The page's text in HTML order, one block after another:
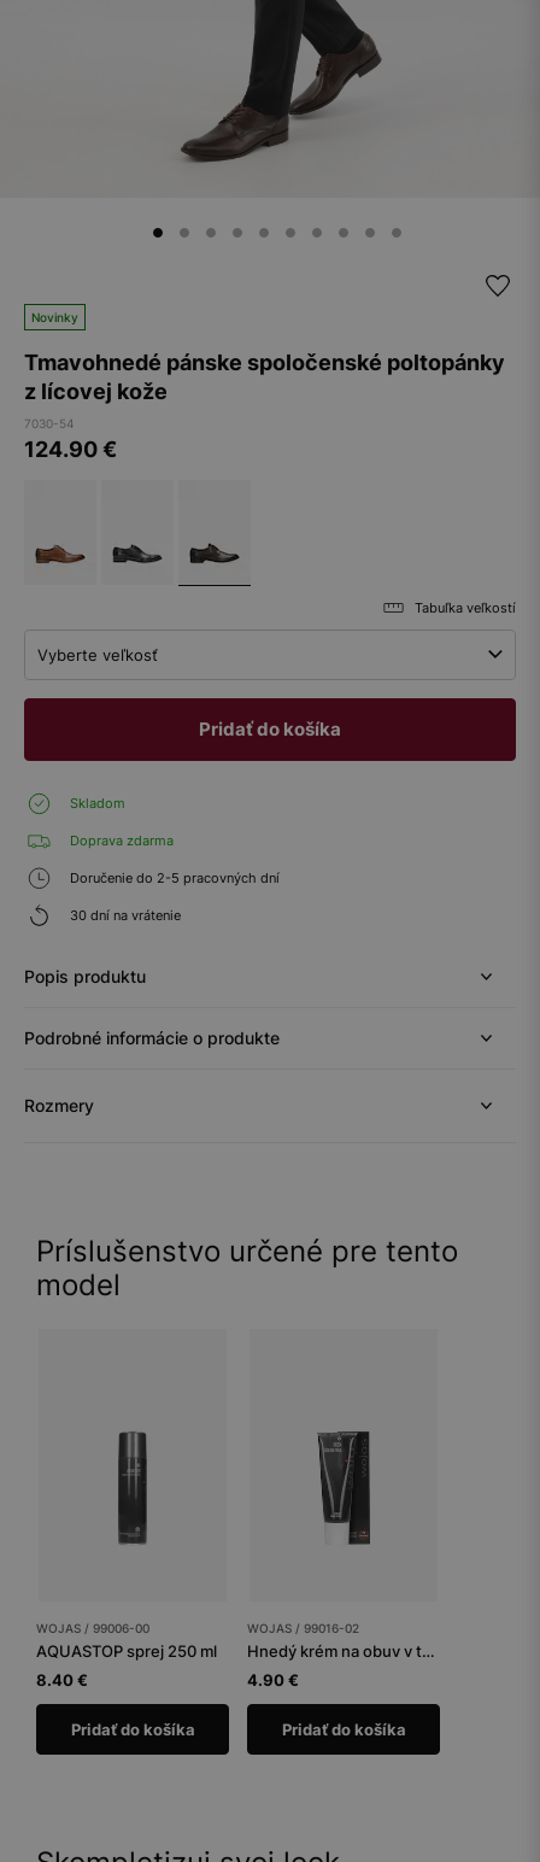
Novinky
Tmavohnedé pánske spoločenské poltopánky
z lícovej kože
7030-54
124.90€
Tabuľka veľkostí
Vyberte veľkosť
Pridať do košíka
Skladom
Doprava zdarma
Doručenie do 2-5 pracovných dní
30 dní na vrátenie
Popis produktu
Podrobné informácie o produkte
Rozmery
Príslušenstvo určené pre tento
model
WOJAS / 99006-00
AQUASTOP sprej 250 ml
8.40 €
Pridať do košíka
WOJAS / 99016-02
Hnedý krém na obuv v tube 75 ml
4.90 €
Pridať do košíka